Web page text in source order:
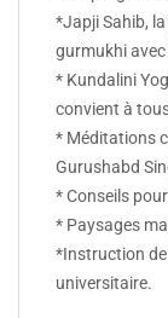
*Japji Sahib,
gurmukhi
* Kundalini
convient à
* Méditations
Gurushabd
* Conseils
* Paysages
*Instruction de
universitaire.